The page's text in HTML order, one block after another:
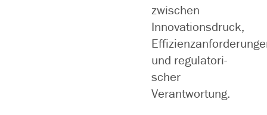
zwi­schen
Innovationsdruck,
und regu­la­to­ri­
scher
Verantwortung.